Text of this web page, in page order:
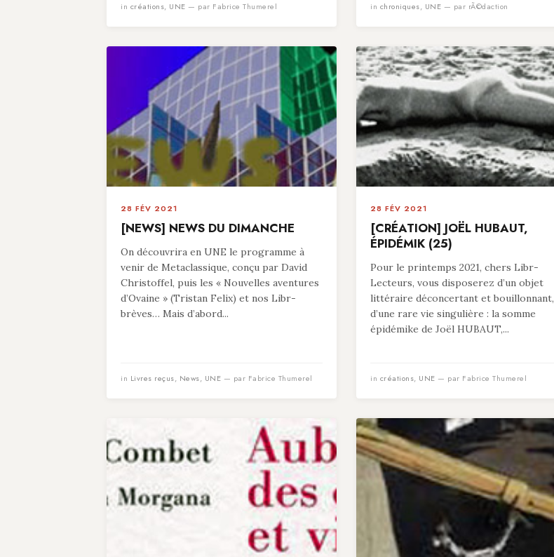
in créations, UNE — par Fabrice Thumerel in chroniques, UNE — par rÃ©daction
28 FÉV 2021
[NEWS] NEWS DU DIMANCHE
On découvrira en UNE le programme à
venir de Metaclassique, conçu par David
Christoffel, puis les « Nouvelles aventures
d’Ovaine » (Tristan Felix) et nos Libr-
brèves… Mais d’abord...
in Livres reçus, News, UNE — par Fabrice Thumerel
28 FÉV 2021
[CRÉATION] JOËL HUBAUT,
ÉPIDÉMIK (25)
Pour le printemps 2021, chers Libr-
Lecteurs, vous disposerez d’un objet
littéraire déconcertant et bouillonnant,
d’une rare vie singulière : la somme
épidémike de Joël HUBAUT,...
in créations, UNE — par Fabrice Thumerel